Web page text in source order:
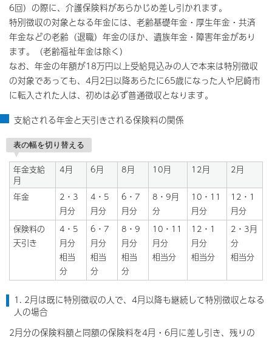
6回）の際に、介護保険料があらかじめ差し引かれます。
特別徴収の対象となる年金には、老齢基礎年金・厚生年金・共済
年金などの老齢（退職）年金のほか、遺族年金・障害年金があり
ます。（老齢福祉年金は除く）
なお、年金の年額が18万円以上受給見込みの人で本来は特別徴収
の対象であっても、4月2日以降あらたに65歳になった人や尼崎市
に転入された人は、初めは必ず普通徴収となります。
支給される年金と天引きされる保険料の関係
表の幅を切り替える
年金支給
月
4月 6月 8月 10月 12月 2月
年金
2・3
月分
4・5
月分
6・7
月分
8・9月
分
10・11
月分
12・1
月分
保険料の
天引き
4・5
月分
相当
分
6・7
月分
相当
分
8・9
月分
相当
分
10・11
月分
相当分
12・1
月分
相当分
2・3月
分
相当分
1. 2月は既に特別徴収の人で、4月以降も継続して特別徴収となる
人の場合
2月分の保険料額と同額の保険料を4月・6月に差し引き、残りの